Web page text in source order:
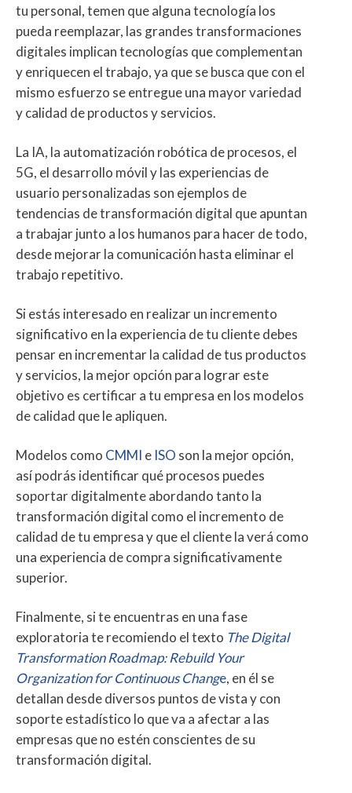
tu personal, temen que alguna tecnología los
pueda reemplazar, las grandes transformaciones
digitales implican tecnologías que complementan
y enriquecen el trabajo, ya que se busca que con el
mismo esfuerzo se entregue una mayor variedad
y calidad de productos y servicios.
La IA, la automatización robótica de procesos, el
5G, el desarrollo móvil y las experiencias de
usuario personalizadas son ejemplos de
tendencias de transformación digital que apuntan
a trabajar junto a los humanos para hacer de todo,
desde mejorar la comunicación hasta eliminar el
trabajo repetitivo.
Si estás interesado en realizar un incremento
significativo en la experiencia de tu cliente debes
pensar en incrementar la calidad de tus productos
y servicios, la mejor opción para lograr este
objetivo es certificar a tu empresa en los modelos
de calidad que le apliquen.
Modelos como CMMI e ISO son la mejor opción,
así podrás identificar qué procesos puedes
soportar digitalmente abordando tanto la
transformación digital como el incremento de
calidad de tu empresa y que el cliente la verá como
una experiencia de compra significativamente
superior.
Finalmente, si te encuentras en una fase
exploratoria te recomiendo el texto The Digital
Transformation Roadmap:Rebuild Your
Organization for Continuous Change, en él se
detallan desde diversos puntos de vista y con
soporte estadístico lo que va a afectar a las
empresas que no estén conscientes de su
transformación digital.